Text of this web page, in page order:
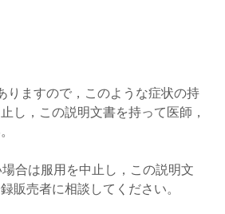
りますので，このような症状の持
し，この説明文書を持って医師，
合は服用を中止し，この説明文
販売者に相談してください。